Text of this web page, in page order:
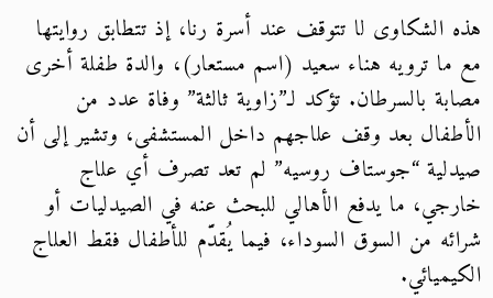
هذه الشكاوى لا تتوقف عند أسرة رنا، إذ تتطابق روايتها
مع ما ترويه هناء سعيد (اسم مستعار)، والدة طفلة أخرى
مصابة بالسرطان. تؤكد لـ”زاوية ثالثة” وفاة عدد من
الأطفال بعد وقف علاجهم داخل المستشفى، وتشير إلى أن
صيدلية “جوستاف روسيه” لم تعد تصرف أي علاج
خارجي، ما يدفع الأهالي للبحث عنه في الصيدليات أو
شرائه من السوق السوداء، فيما يُقدَّم للأطفال فقط العلاج
الكيميائي.